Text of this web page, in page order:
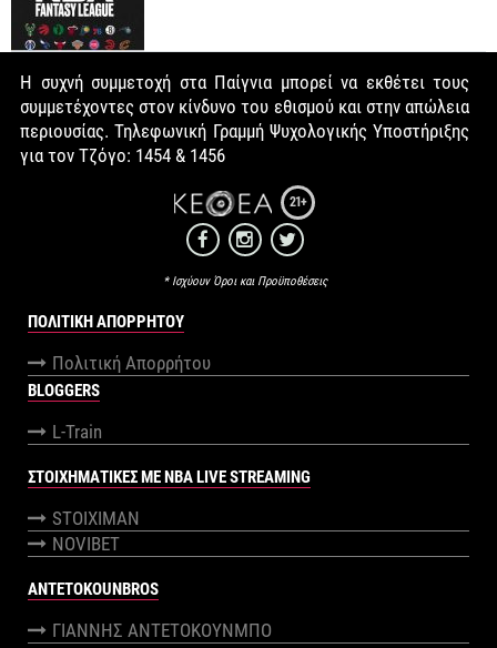
Η συχνή συμμετοχή στα Παίγνια μπορεί να εκθέτει τους
συμμετέχοντες στον κίνδυνο του εθισμού και στην απώλεια
περιουσίας. Τηλεφωνική Γραμμή Ψυχολογικής Υποστήριξης
για τον Τζόγο: 1454 & 1456
21+
* Ισχύουν Όροι και Προϋποθέσεις
ΠΟΛΙΤΙΚΉ ΑΠΟΡΡΉΤΟΥ
Πολιτική Απορρήτου
BLOGGERS
L-Train
ΣΤΟΙΧΗΜΑΤΙΚΕΣ ΜΕ NBA LIVE STREAMING
STOIXIMAN
NOVIBET
ANTETOKOUNBROS
ΓΙΑΝΝΗΣ ΑΝΤΕΤΟΚΟΥΝΜΠΟ